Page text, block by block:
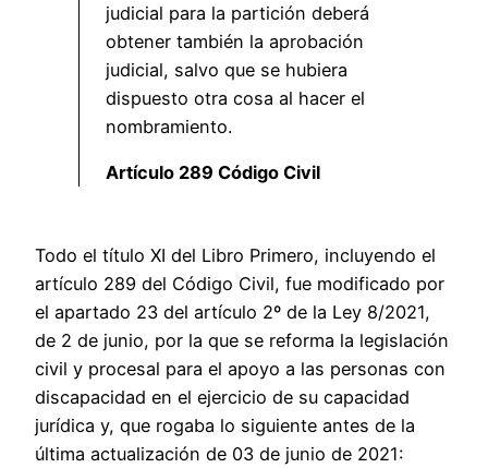
judicial para la partición deberá
obtener también la aprobación
judicial, salvo que se hubiera
dispuesto otra cosa al hacer el
nombramiento.
Artículo 289 Código Civil
Todo el título XI del Libro Primero, incluyendo el
artículo 289 del Código Civil, fue modificado por
el apartado 23 del artículo 2º de la Ley 8/2021,
de 2 de junio, por la que se reforma la legislación
civil y procesal para el apoyo a las personas con
discapacidad en el ejercicio de su capacidad
jurídica y, que rogaba lo siguiente antes de la
última actualización de 03 de junio de 2021: